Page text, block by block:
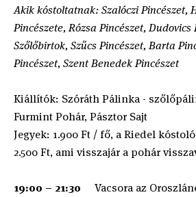
Akik kóstoltatnak: Szalóczi Pincészet,
Pincészete, Rózsa Pincészet,
Szőlőbirtok, Szűcs Pincészet, Barta
Pincészet, Szent Benedek Pincészet
Kiállítók: Szóráth Pálinka -
Furmint Pohár, Pásztor Sajt
Jegyek: 1.900 Ft / fő, a Riedel
2.500 Ft, ami visszajár a pohár
19:00 – 21:30 Vacsora az